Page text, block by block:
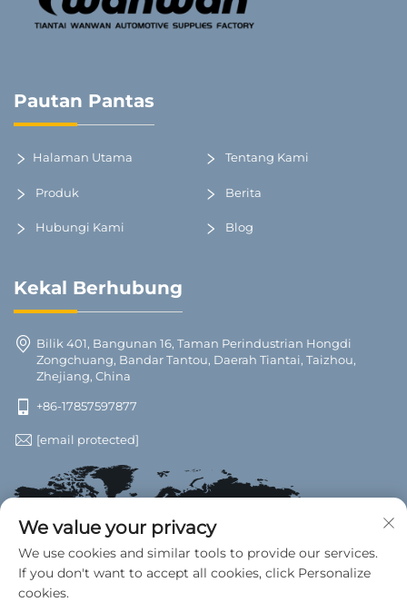
Pautan Pantas
Halaman Utama Tentang Kami
Produk Berita
Hubungi Kami Blog
Kekal Berhubung
Bilik 401, Bangunan 16, Taman Perindustrian Hongdi
Zongchuang, Bandar Tantou, Daerah Tiantai, Taizhou,
Zhejiang, China
+86-17857597877
[email protected]
We value your privacy
We use cookies and similar tools to provide our services.
If you don't want to accept all cookies, click Personalize
cookies.